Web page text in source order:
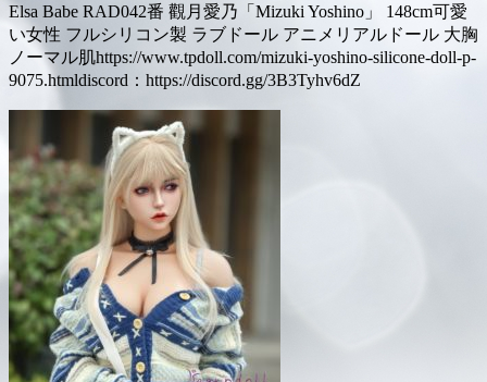
Elsa Babe RAD042番 觀月愛乃「Mizuki Yoshino」 148cm可愛
い女性 フルシリコン製 ラブドール アニメリアルドール 大胸
ノーマル肌https://www.tpdoll.com/mizuki-yoshino-silicone-doll-p-
9075.htmldiscord：https://discord.gg/3B3Tyhv6dZ